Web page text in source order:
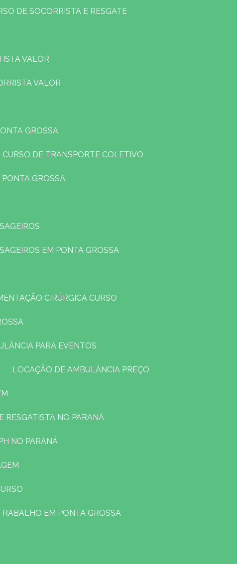
DE SOCORRISTA E RESGATE
VALOR
VALOR
GROSSA
CURSO DE TRANSPORTE COLETIVO
PONTA GROSSA
EM PONTA GROSSA
CIRÚRGICA CURSO
PARA EVENTOS
LOCAÇÃO DE AMBULÂNCIA PREÇO
RESGATISTA NO PARANÁ
NO PARANÁ
EM PONTA GROSSA